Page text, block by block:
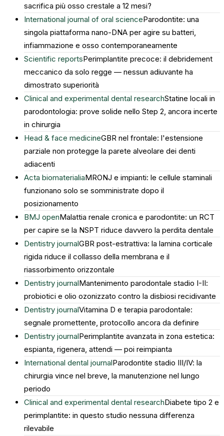
sacrifica più osso crestale a 12 mesi?
International journal of oral scienceParodontite: una
singola piattaforma nano-DNA per agire su batteri,
infiammazione e osso contemporaneamente
Scientific reportsPerimplantite precoce: il debridement
meccanico da solo regge — nessun adiuvante ha
dimostrato superiorità
Clinical and experimental dental researchStatine locali in
parodontologia: prove solide nello Step 2, ancora incerte
in chirurgia
Head & face medicineGBR nel frontale: l'estensione
parziale non protegge la parete alveolare dei denti
adiacenti
Acta biomaterialiaMRONJ e impianti: le cellule staminali
funzionano solo se somministrate dopo il
posizionamento
BMJ openMalattia renale cronica e parodontite: un RCT
per capire se la NSPT riduce davvero la perdita dentale
Dentistry journalGBR post-estrattiva: la lamina corticale
rigida riduce il collasso della membrana e il
riassorbimento orizzontale
Dentistry journalMantenimento parodontale stadio I-II:
probiotici e olio ozonizzato contro la disbiosi recidivante
Dentistry journalVitamina D e terapia parodontale:
segnale promettente, protocollo ancora da definire
Dentistry journalPerimplantite avanzata in zona estetica:
espianta, rigenera, attendi — poi reimpianta
International dental journalParodontite stadio III/IV: la
chirurgia vince nel breve, la manutenzione nel lungo
periodo
Clinical and experimental dental researchDiabete tipo 2 e
perimplantite: in questo studio nessuna differenza
rilevabile